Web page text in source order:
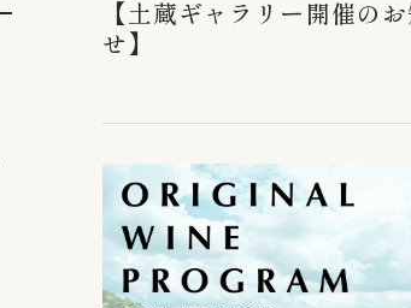
【土蔵ギャラリー開催のお
せ】